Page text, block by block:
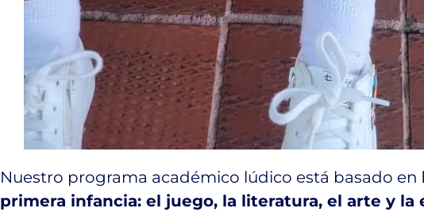
Nuestro programa académico lúdico está basado en
primera infancia: el juego, la literatura, el arte y la